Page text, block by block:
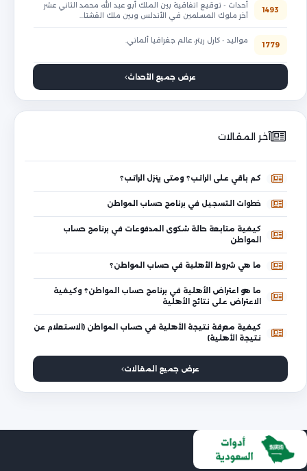
1493
أحداث - توقيع اتفاقية بين الملك أبو عبد الله محمد الثاني عشر
آخر ملوك المسلمين في الأندلس وبين ملك القشتا…
1779
مواليد - كارل ريتر، عالم جغرافيا ألماني.
عرض جميع الأحداث
آخر المقالات
كم باقي على الراتب؟ ومتى ينزل الراتب؟
خطوات التسجيل في برنامج حساب المواطن
كيفية متابعة حالة شكوى المدفوعات في برنامج حساب
المواطن
ما هي شروط الأهلية في حساب المواطن؟
ما هو اعتراض الأهلية في برنامج حساب المواطن؟ وكيفية
الاعتراض على نتائج الأهلية
كيفية معرفة نتيجة الأهلية في حساب المواطن (الاستعلام عن
نتيجة الأهلية)
عرض جميع المقالات